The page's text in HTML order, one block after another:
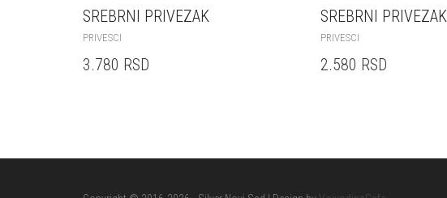
SREBRNI PRIVEZAK
PRIVESCI
3.780 RSD
SREBRNI PRIVEZAK
PRIVESCI
2.580 RSD